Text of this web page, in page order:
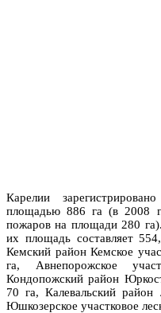
Карелии
площадью 886 га (в 2008
пожаров на площади 280
их площадь составляет
Кемский район Кемское
га, Авнепорожское
Кондопожский район
70 га, Калевальский район
Юшкозерское участковое